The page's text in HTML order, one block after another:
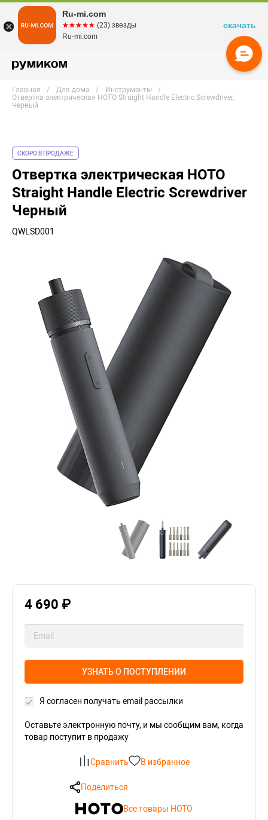
Главная Для дома
Инструменты
Отвертка электрическая HOTO Straight Handle Electric Screwdriver,
Черный
СКОРО В ПРОДАЖЕ
Отвертка электрическая HOTO
Straight Handle Electric Screwdriver
Черный
QWLSD001
4 690 ₽
УЗНАТЬ О ПОСТУПЛЕНИИ
Я согласен получать email рассылки
Оставьте электронную почту, и мы сообщим вам, когда
товар поступит в продажу
Сравнить В избранное
Поделиться
Все товары HOTO
Ru-mi.com
☆☆☆☆☆
★★★★★ (23) звезды
Ru-mi.com
скачать